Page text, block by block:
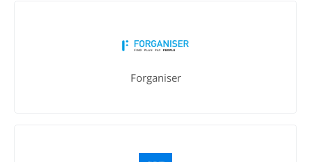
Forganiser